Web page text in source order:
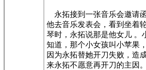
永拓接到一张音乐会邀请
他去音乐发表会，看到坐着
琴时，永拓说那是他女儿 。
知道，那个小女孩叫小苹果
因为永拓替她开刀失败，造
来永拓不愿意再开刀的主因